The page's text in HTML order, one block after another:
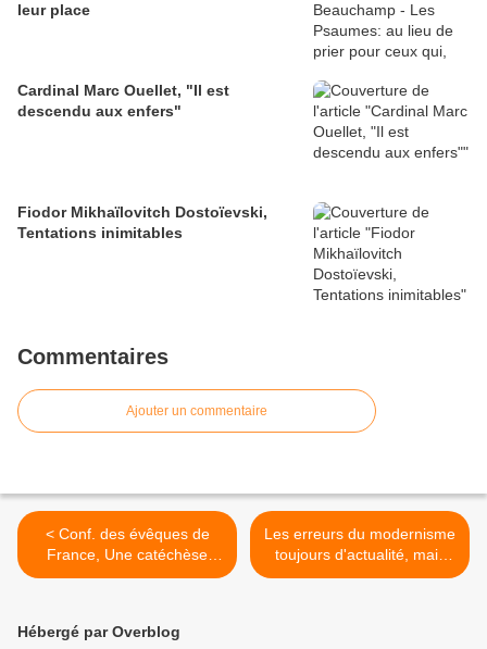
leur place
Cardinal Marc Ouellet, "Il est
descendu aux enfers"
Fiodor Mikhaïlovitch Dostoïevski,
Tentations inimitables
Commentaires
Ajouter un commentaire
< Conf. des évêques de
France, Une catéchèse
vécue dans des
Les erreurs du modernisme
toujours d'actualité, mais
combattus autrement >
Hébergé par Overblog